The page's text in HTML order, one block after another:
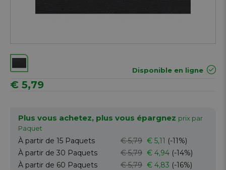
Disponible en ligne
€ 5,79
Plus vous achetez, plus vous épargnez prix par
Paquet
À partir de 15 Paquets € 5,79 € 5,11 (-11%)
À partir de 30 Paquets € 5,79 € 4,94 (-14%)
À partir de 60 Paquets € 5,79 € 4,83 (-16%)